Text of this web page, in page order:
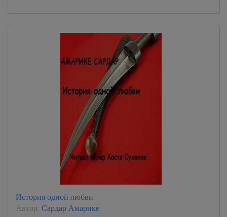
История одной любви
Автор: Сардар Амарике